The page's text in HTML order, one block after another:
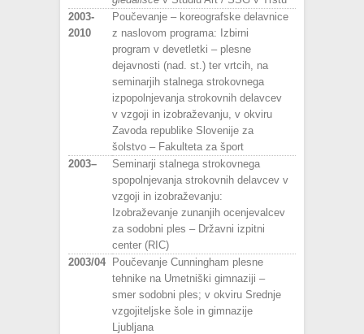
2003-
2010
Poučevanje – koreografske delavnice
z naslovom programa: Izbirni
program v devetletki – plesne
dejavnosti (nad. st.) ter vrtcih, na
seminarjih stalnega strokovnega
izpopolnjevanja strokovnih delavcev
v vzgoji in izobraževanju, v okviru
Zavoda republike Slovenije za
šolstvo – Fakulteta za šport
2003–
Seminarji stalnega strokovnega
spopolnjevanja strokovnih delavcev v
vzgoji in izobraževanju:
Izobraževanje zunanjih ocenjevalcev
za sodobni ples – Državni izpitni
center (RIC)
2003/04 Poučevanje Cunningham plesne
tehnike na Umetniški gimnaziji –
smer sodobni ples; v okviru Srednje
vzgojiteljske šole in gimnazije
Ljubljana